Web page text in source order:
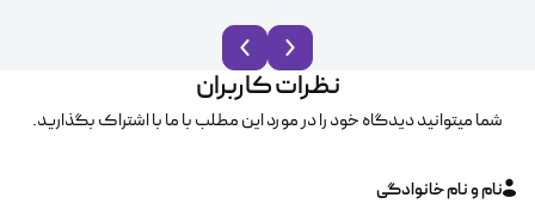
نظرات کاربران
شما میتوانید دیدگاه خود را در مورد این مطلب با ما با اشتراک بگذارید.
نام و نام خانوادگی